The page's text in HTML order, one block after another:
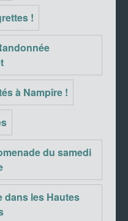
!
à Nampîre !
du samedi
dans les Hautes